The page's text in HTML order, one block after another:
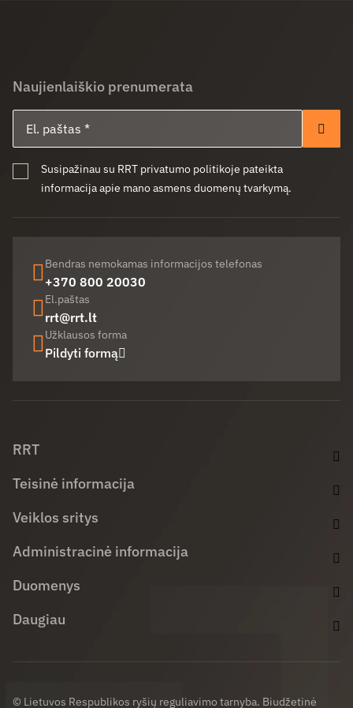
Naujienlaiškio prenumerata
Susipažinau su RRT privatumo politikoje pateikta
informacija apie mano asmens duomenų tvarkymą.
Bendras nemokamas informacijos telefonas
+370 800 20030
El.paštas
rrt@rrt.lt
Užklausos forma
Pildyti formą
RRT
Teisinė informacija
Veiklos sritys
Administracinė informacija
Duomenys
Daugiau
© Lietuvos Respublikos ryšių reguliavimo tarnyba. Biudžetinė